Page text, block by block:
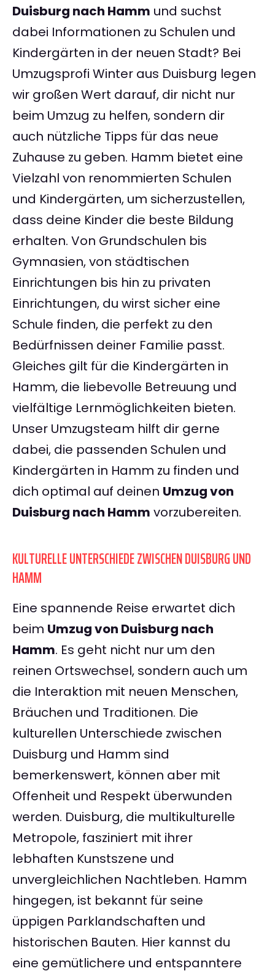
Duisburg nach Hamm und suchst
dabei Informationen zu Schulen und
Kindergärten in der neuen Stadt? Bei
Umzugsprofi Winter aus Duisburg legen
wir großen Wert darauf, dir nicht nur
beim Umzug zu helfen, sondern dir
auch nützliche Tipps für das neue
Zuhause zu geben. Hamm bietet eine
Vielzahl von renommierten Schulen
und Kindergärten, um sicherzustellen,
dass deine Kinder die beste Bildung
erhalten. Von Grundschulen bis
Gymnasien, von städtischen
Einrichtungen bis hin zu privaten
Einrichtungen, du wirst sicher eine
Schule finden, die perfekt zu den
Bedürfnissen deiner Familie passt.
Gleiches gilt für die Kindergärten in
Hamm, die liebevolle Betreuung und
vielfältige Lernmöglichkeiten bieten.
Unser Umzugsteam hilft dir gerne
dabei, die passenden Schulen und
Kindergärten in Hamm zu finden und
dich optimal auf deinen Umzug von
Duisburg nach Hamm vorzubereiten.
KULTURELLE UNTERSCHIEDE ZWISCHEN DUISBURG UND
HAMM
Eine spannende Reise erwartet dich
beim Umzug von Duisburg nach
Hamm. Es geht nicht nur um den
reinen Ortswechsel, sondern auch um
die Interaktion mit neuen Menschen,
Bräuchen und Traditionen. Die
kulturellen Unterschiede zwischen
Duisburg und Hamm sind
bemerkenswert, können aber mit
Offenheit und Respekt überwunden
werden. Duisburg, die multikulturelle
Metropole, fasziniert mit ihrer
lebhaften Kunstszene und
unvergleichlichen Nachtleben. Hamm
hingegen, ist bekannt für seine
üppigen Parklandschaften und
historischen Bauten. Hier kannst du
eine gemütlichere und entspanntere